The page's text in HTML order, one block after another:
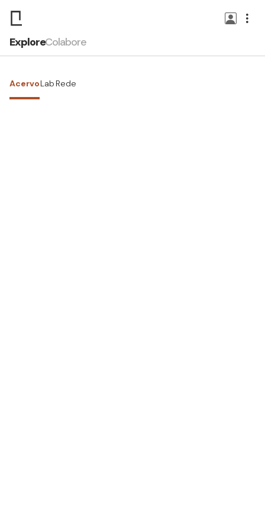
ExploreColabore
AcervoLab Rede